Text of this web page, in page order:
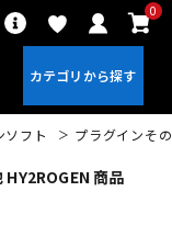
0
ソフト プラグインそ
商品